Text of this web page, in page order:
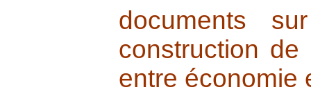
documents
construction
entre économie